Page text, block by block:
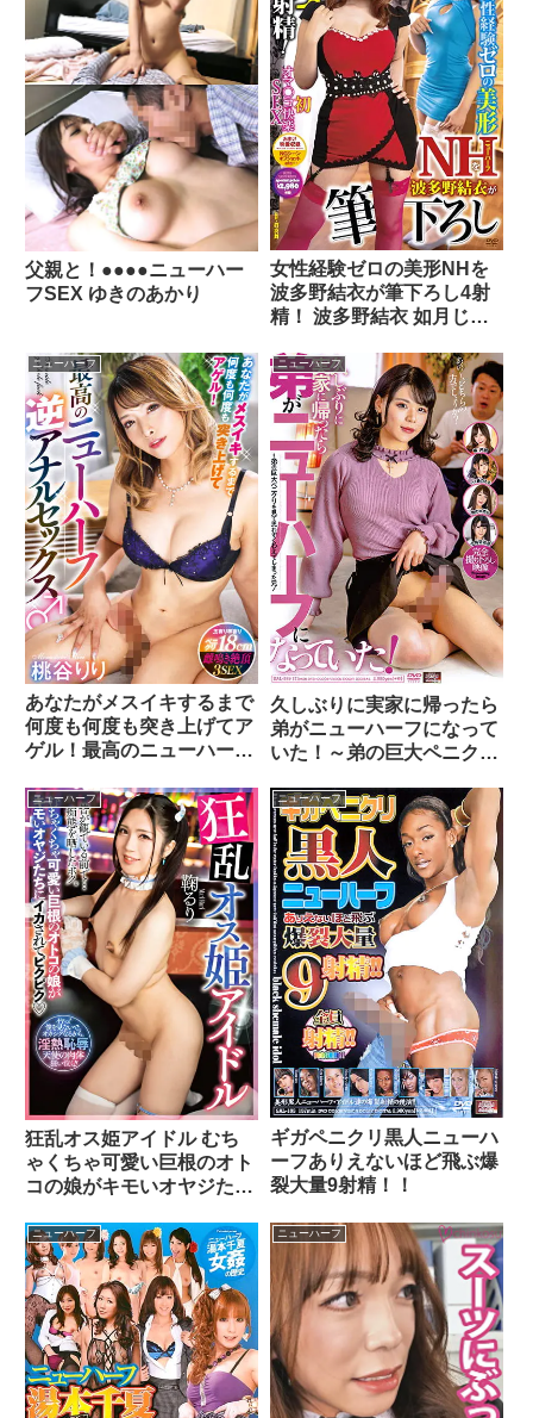
父親と！●●●●ニューハー
フSEX ゆきのあかり
女性経験ゼロの美形NHを
波多野結衣が筆下ろし4射
精！ 波多野結衣 如月じゅ
ニューハーフ
あなたがメスイキするまで
何度も何度も突き上げてア
ゲル！最高のニューハーフ
り
ニューハーフ
久しぶりに実家に帰ったら
弟がニューハーフになって
いた！～弟の巨大ペニクリ
った兄！
ニューハーフ
狂乱オス姫アイドル むち
ゃくちゃ可愛い巨根のオト
コの娘がキモいオヤジたち
るり
ニューハーフ
ギガペニクリ黒人ニューハ
ーフありえないほど飛ぶ爆
裂大量9射精！！
ニューハーフ ニューハーフ